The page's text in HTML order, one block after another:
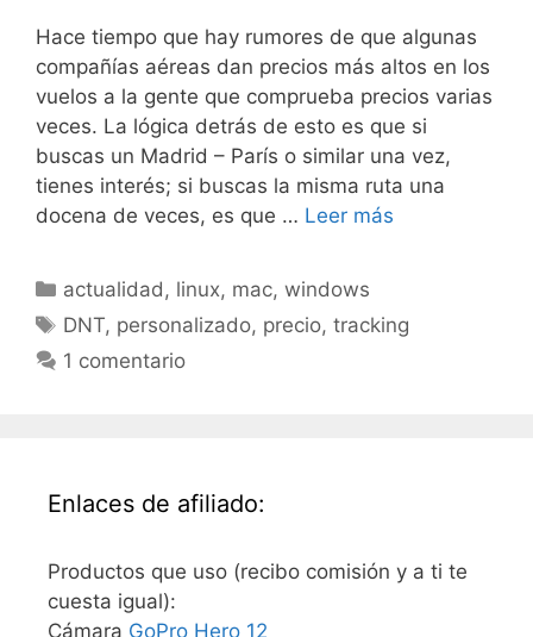
Hace tiempo que hay rumores de que algunas
compañías aéreas dan precios más altos en los
vuelos a la gente que comprueba precios varias
veces. La lógica detrás de esto es que si
buscas un Madrid – París o similar una vez,
tienes interés; si buscas la misma ruta una
docena de veces, es que … Leer más
Categorías
actualidad , linux, mac,windows
Etiquetas
DNT, personalizado, precio,tracking
1 comentario
Enlaces de afiliado:
Productos que uso (recibo comisión y a ti te
cuesta igual):
Cámara GoPro Hero 12